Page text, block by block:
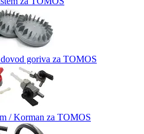
goriva za TOMOS
/ Korman za TOMOS